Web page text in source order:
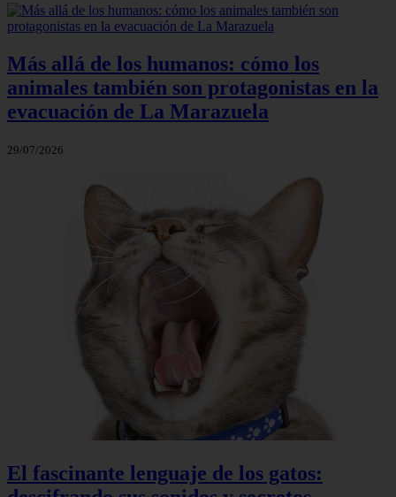
Más allá de los humanos: cómo los
animales también son protagonistas en la
evacuación de La Marazuela
29/07/2026
El fascinante lenguaje de los gatos: